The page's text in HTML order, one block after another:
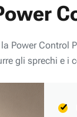
Power Control
gli sprechi e i